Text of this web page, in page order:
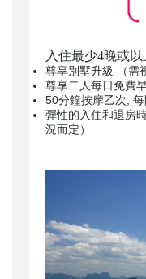
入住最少4晚或
尊享別墅升級 （需
尊享二人每日免費
50分鐘按摩乙次,
彈性的入住和退房
況而定）